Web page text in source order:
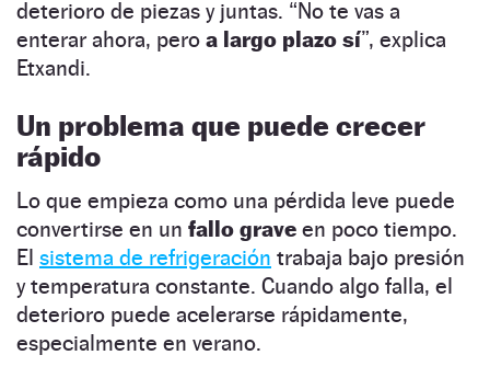
deterioro de piezas y juntas. “No te vas a
enterar ahora, pero a largo plazo sí”, explica
Etxandi.
Un problema que puede crecer
rápido
Lo que empieza como una pérdida leve puede
convertirse en un fallo grave en poco tiempo.
El sistema de refrigeración trabaja bajo presión
y temperatura constante. Cuando algo falla, el
deterioro puede acelerarse rápidamente,
especialmente en verano.